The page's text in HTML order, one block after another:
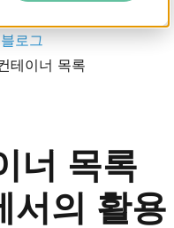
로그
테이너 목록
너 목록
서의 활용